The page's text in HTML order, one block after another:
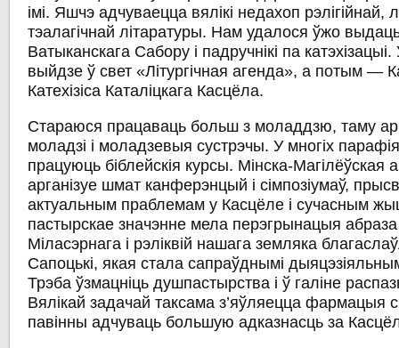
імі. Яшчэ адчуваецца вялікі недахоп рэлігійнай,
тэалагічнай літаратуры. Нам удалося ўжо
Ватыканскага Сабору і падручнікі па катэхізацыі.
выйдзе ў свет «Літургічная агенда», а потым —
Катехізіса Каталіцкага Касцёла.
Стараюся працаваць больш з моладдзю, таму
моладзі і моладзевыя сустрэчы. У многіх
працуюць біблейскія курсы. Мінска-Магілёўская
арганізуе шмат канферэнцый і сімпозіумаў,
актуальным праблемам у Касцёле і сучасным
пастырскае значэнне мела перэгрынацыя
Міласэрнага і рэліквій нашага земляка
Сапоцькі, якая стала сапраўднымі
Трэба ўзмацніць душпастырства і ў галіне
Вялікай задачай таксама з’яўляецца фармацыя
павінны адчуваць большую адказнасць за